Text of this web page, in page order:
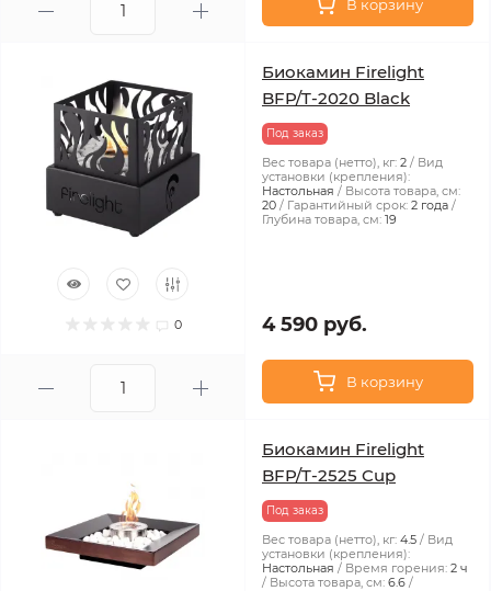
В корзину
0
Биокамин Firelight
BFP/T-2020 Black
Под заказ
Вес товара (нетто), кг: 2
Вид
установки (крепления):
Настольная
Высота товара, см:
20
Гарантийный срок: 2 года
Глубина товара, см: 19
4 590 руб.
В корзину
Биокамин Firelight
BFP/T-2525 Cup
Под заказ
Вес товара (нетто), кг: 4.5
Вид
установки (крепления):
Настольная
Время горения: 2 ч
Высота товара, см: 6.6